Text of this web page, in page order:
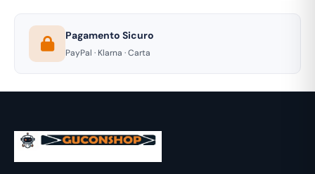
Pagamento Sicuro
PayPal · Klarna · Carta